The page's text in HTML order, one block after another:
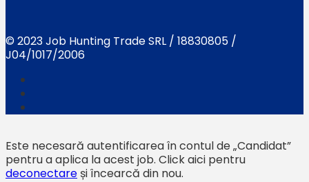
© 2023 Job Hunting Trade SRL / 18830805 /
J04/1017/2006
Este necesară autentificarea în contul de „Candidat”
pentru a aplica la acest job. Click aici pentru
deconectare și încearcă din nou.